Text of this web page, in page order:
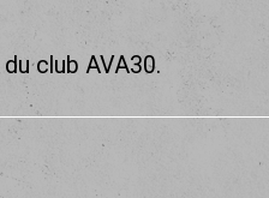
club AVA30.